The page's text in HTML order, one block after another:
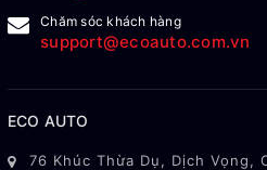
Chăm sóc khách hàng
support@ecoauto.com.vn
ECO AUTO
76 Khúc Thừa Dụ, Dịch Vọng,